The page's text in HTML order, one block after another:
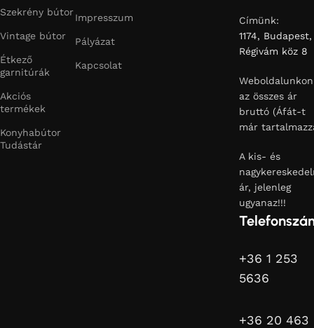
Szekrény bútor
Vintage bútor
Étkező
garnitúrák
Akciós
termékek
Konyhabútor
Tudástár
Impresszum
Pályázat
Kapcsolat
Címünk:
1174, Budapest,
Régivám köz 8
Weboldalunkon
az összes ár
bruttó (Áfát-t
már
A kis- és
ár, jelenleg
ugyanaz!!!
+36 1 253
5636
+36 20 463